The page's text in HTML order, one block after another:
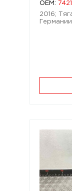
OEM:
2016;